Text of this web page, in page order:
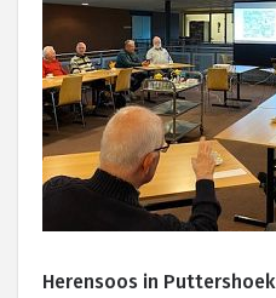
Herensoos in Puttershoek